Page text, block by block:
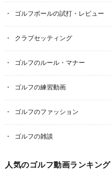
ゴルフボールの試打・レビュー
クラブセッティング
ゴルフのルール・マナー
ゴルフの練習動画
ゴルフのファッション
ゴルフの雑談
人気のゴルフ動画ランキング